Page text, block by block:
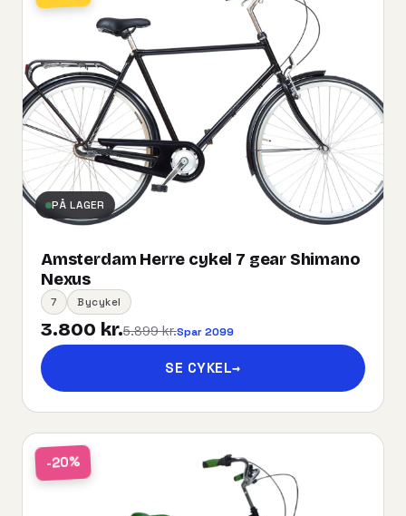
PÅ LAGER
Amsterdam Herre cykel 7 gear Shimano
Nexus
7 Bycykel
3.800 kr.5.899 kr.Spar 2099
SE CYKEL→
-20%